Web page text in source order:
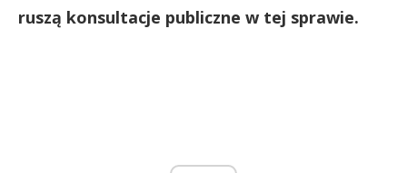
ruszą konsultacje publiczne w tej sprawie.